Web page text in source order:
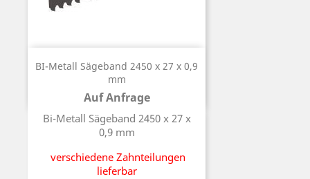
BI-Metall Sägeband 2450 x 27 x 0,9
mm
Auf Anfrage
Preis
Bi-Metall Sägeband 2450 x 27 x
0,9 mm
verschiedene Zahnteilungen
lieferbar